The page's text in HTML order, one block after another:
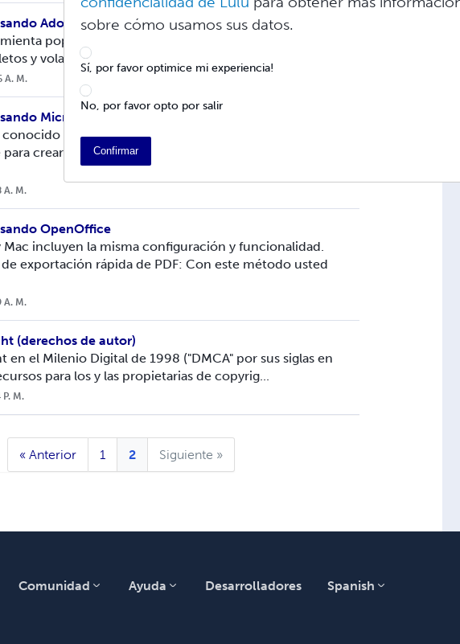
Adobe InDesign
popular de diseño utilizada para crear libros,
y volantes. Para exportar un archivo de InDesig...
A. M.
Microsoft Word
programa de tratamiento de textos que se
crear documentos, como libros, folletos, cartas y
A. M.
OpenOffice
Mac incluyen la misma configuración y funcionalidad.
exportación rápida de PDF: Con este método usted
A. M.
(derechos de autor)
en el Milenio Digital de 1998 ("DMCA" por sus siglas en
para los y las propietarias de copyrig...
M.
« Anterior 1 2 Siguiente »
Comunidad Ayuda Desarrolladores Spanish
sobre cómo usamos sus datos.
Sí, por favor optimice mi experiencia!
No, por favor opto por salir
Confirmar